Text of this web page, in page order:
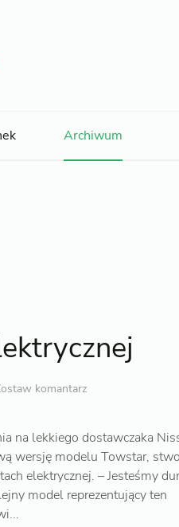
Archiwum
komantarz
na lekkiego dostawczaka
wersję modelu Towstar,
elektrycznej. – Jesteśmy
model reprezentujący ten